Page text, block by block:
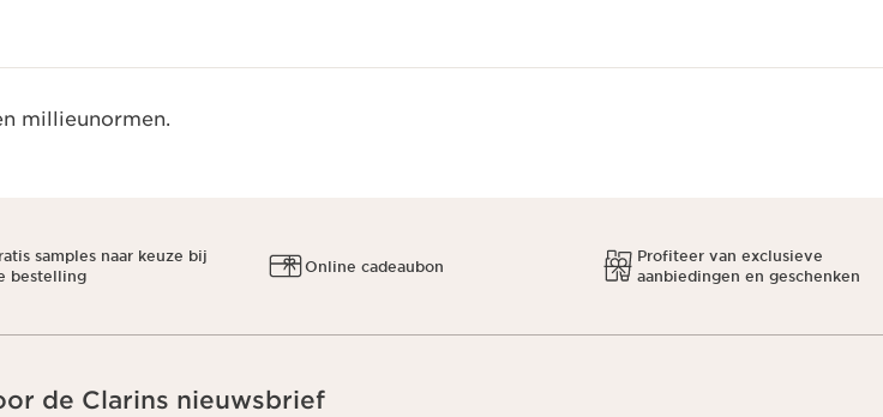
millieunormen.
samples naar keuze bij
bestelling
Online cadeaubon
Profiteer van exclusieve
aanbiedingen en geschenken
de Clarins nieuwsbrief